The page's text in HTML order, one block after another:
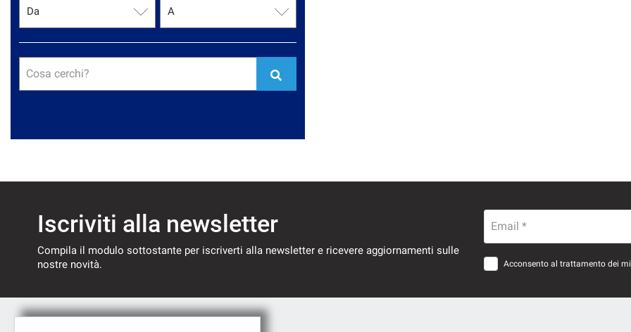
Cosa cerchi?
Iscriviti alla newsletter
Compila il modulo sottostante per iscriverti alla newsletter e ricevere aggiornamenti sulle
nostre novità.
Email *
Acconsento al trattamento dei